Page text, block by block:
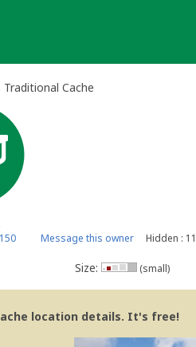
Traditional Cache
Message this owner Hidden :
Size: (small)
location details. It's free!